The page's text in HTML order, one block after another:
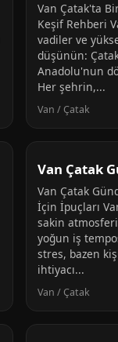
Van Çatak'ta
Keşif Rehberi
vadiler ve
düşünün:
Anadolu'nun
Her şehrin,...
Van / Çatak
Van Çatak
Van Çatak
İçin İpuçları
sakin
yoğun iş
stres, bazen
ihtiyacı...
Van / Çatak